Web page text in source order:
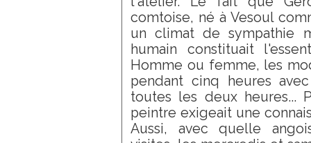
comtoise, né à Vesoul
un climat de sympathie
humain constituait
Homme ou femme, les
pendant cinq heures
toutes les deux heures...
peintre exigeait une
Aussi, avec quelle